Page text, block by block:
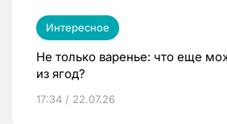
Интересное
Не только варенье: что еще
из ягод?
17:34 / 22.07.26